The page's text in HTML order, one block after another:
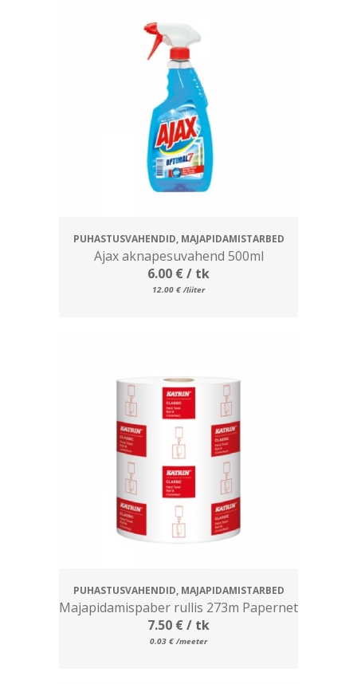
PUHASTUSVAHENDID, MAJAPIDAMISTARBED
Ajax aknapesuvahend 500ml
6.00 €/ tk
12.00 € /liiter
PUHASTUSVAHENDID, MAJAPIDAMISTARBED
Majapidamispaber rullis 273m Papernet
7.50 €/ tk
0.03 € /meeter